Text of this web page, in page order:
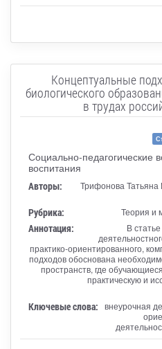
Концептуальные
биологического
в трудах
Социально-педагогические
воспитания
Авторы:
Трифонова
Рубрика: Теория и
Аннотация:
В
практико-ориентированного,
подходов обоснована
пространств, где
практическую и
Ключевые слова: внеурочная